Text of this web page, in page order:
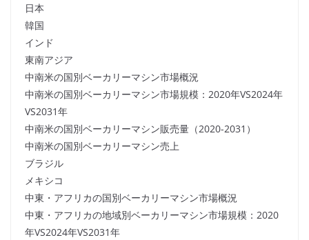
日本
韓国
インド
東南アジア
中南米の国別ベーカリーマシン市場概況
中南米の国別ベーカリーマシン市場規模：2020年VS2024年
VS2031年
中南米の国別ベーカリーマシン販売量（2020-2031）
中南米の国別ベーカリーマシン売上
ブラジル
メキシコ
中東・アフリカの国別ベーカリーマシン市場概況
中東・アフリカの地域別ベーカリーマシン市場規模：2020
年VS2024年VS2031年